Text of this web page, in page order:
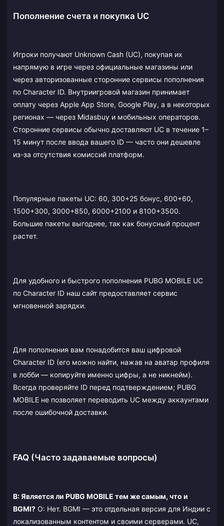
Пополнение счета и покупка UC
Игроки получают Unknown Cash (UC), покупая их
напрямую в игре через официальные магазины или
через авторизованные сторонние сервисы пополнения
по Character ID. Внутриигровой магазин принимает
оплату через Apple App Store, Google Play, а в некоторых
регионах — через Midasbuy и мобильных операторов.
Сторонние сервисы обычно доставляют UC в течение 1–
15 минут после ввода вашего ID — часто они дешевле
из-за отсутствия комиссий платформ.
Популярные пакеты UC: 60, 300+25 бонус, 600+60,
1500+300, 3000+850, 6000+2100 и 8100+3500.
Большие пакеты выгоднее, так как бонусный процент
растет.
Для удобного и быстрого пополнения PUBG MOBILE UC
по Character ID наш сайт предоставляет сервис
мгновенной зарядки.
Для пополнения вам понадобится ваш цифровой
Character ID (его можно найти, нажав на аватар профиля
в лобби — копируйте именно цифры, а не никнейм).
Всегда проверяйте ID перед подтверждением; PUBG
MOBILE не позволяет переводить UC между аккаунтами
после ошибочной доставки.
FAQ (Часто задаваемые вопросы)
В: Является ли PUBG MOBILE тем же самым, что и
BGMI? О: Нет. BGMI — это отдельная версия для Индии с
локализованным контентом и своими серверами. UC,